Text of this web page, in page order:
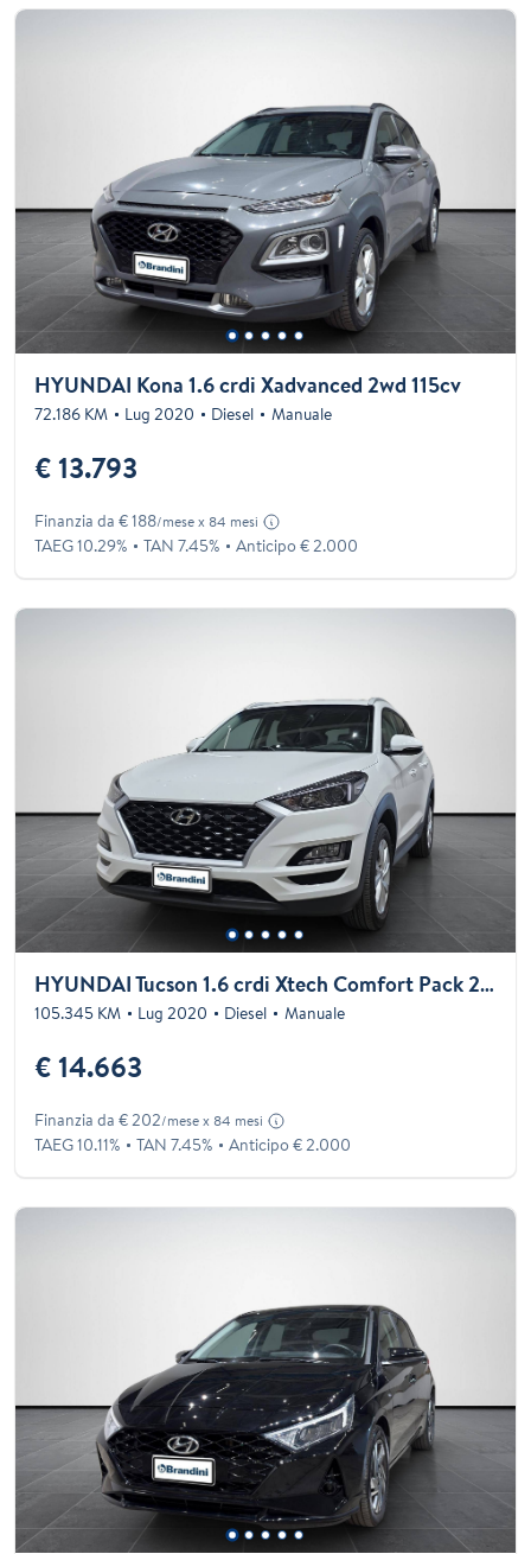
HYUNDAI Kona 1.6 crdi Xadvanced 2wd 115cv
72.186 KM Lug 2020 Diesel Manuale
€ 13.793
Finanzia da € 188/mese x 84 mesi
TAEG 10.29% TAN 7.45% Anticipo € 2.000
HYUNDAI Tucson 1.6 crdi Xtech Comfort Pack 2wd 115cv my20
105.345 KM Lug 2020 Diesel Manuale
€ 14.663
Finanzia da € 202/mese x 84 mesi
TAEG 10.11% TAN 7.45% Anticipo € 2.000